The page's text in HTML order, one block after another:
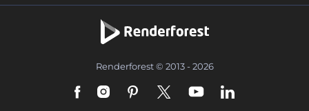
Renderforest © 2013 - 2026